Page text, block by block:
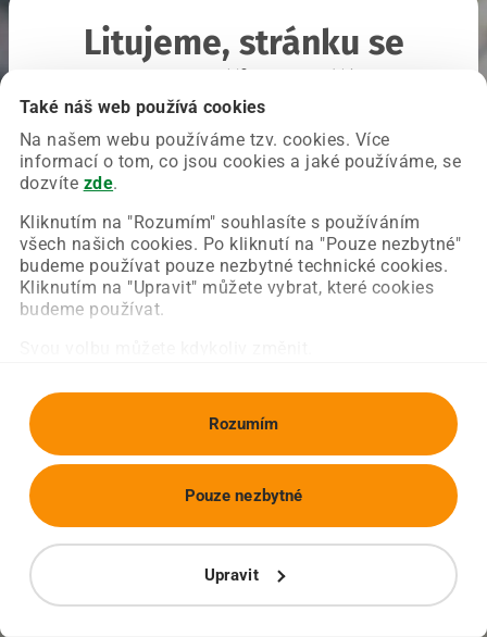
Také náš web používá cookies
Na našem webu používáme tzv. cookies. Více
informací o tom, co jsou cookies a jaké používáme, se
dozvíte zde.
Kliknutím na "Rozumím" souhlasíte s používáním
všech našich cookies. Po kliknutí na "Pouze nezbytné"
budeme používat pouze nezbytné technické cookies.
Kliknutím na "Upravit" můžete vybrat, které cookies
budeme používat.
Rozumím
Upravit
Pouze nezbytné
Litujeme, stránku se
Chyba nastala na naší straně a už ji opravujeme.
Zkuste prosím znovu načíst požadovanou stránku.
Obnovit stránku Úvodní strana